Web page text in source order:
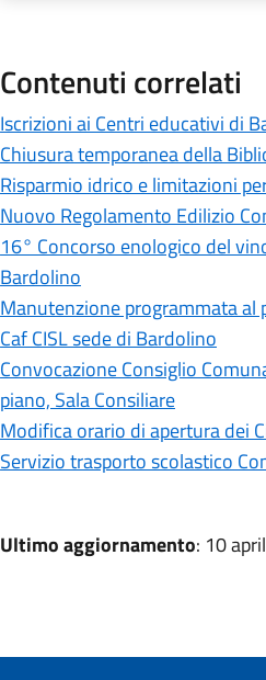
Contenuti correlati
Iscrizioni ai Centri educativi di
Chiusura temporanea della
Risparmio idrico e limitazioni
Nuovo Regolamento Edilizio
16° Concorso enologico del
Bardolino
Manutenzione programmata
Caf CISL sede di Bardolino
Convocazione Consiglio
piano, Sala Consiliare
Modifica orario di apertura dei
Servizio trasporto scolastico
Ultimo aggiornamento: 10